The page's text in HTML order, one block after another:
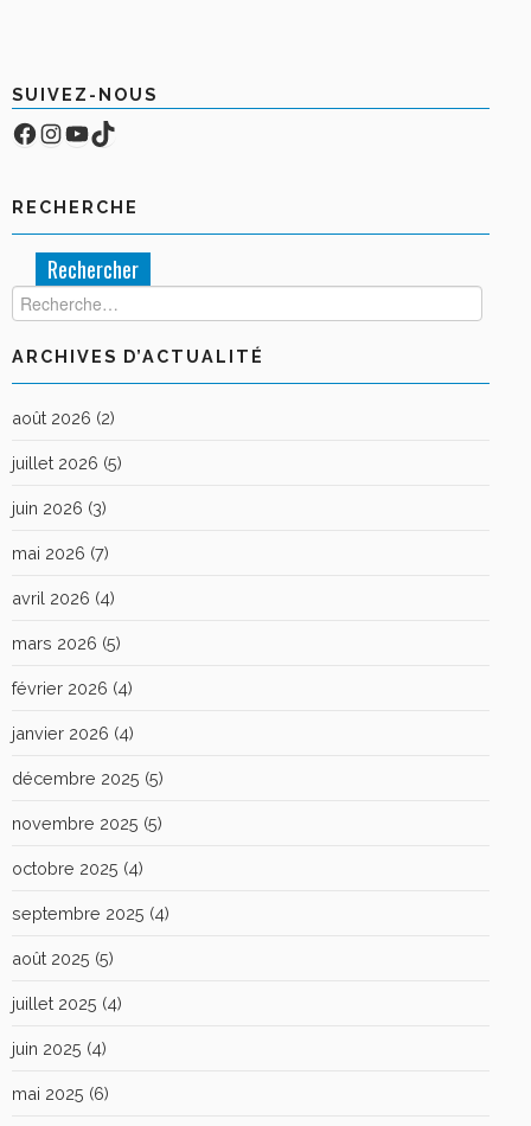
SUIVEZ-NOUS
Facebook
Compte Instagram
YouTube
TikTok
RECHERCHE
Rechercher :
ARCHIVES D’ACTUALITÉ
août 2026 (2)
juillet 2026 (5)
juin 2026 (3)
mai 2026 (7)
avril 2026 (4)
mars 2026 (5)
février 2026 (4)
janvier 2026 (4)
décembre 2025 (5)
novembre 2025 (5)
octobre 2025 (4)
septembre 2025 (4)
août 2025 (5)
juillet 2025 (4)
juin 2025 (4)
mai 2025 (6)